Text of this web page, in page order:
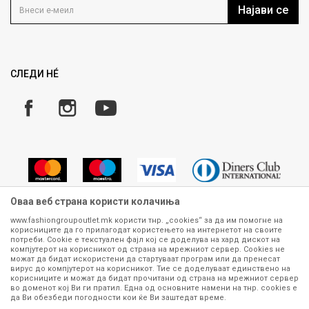
Кариера
Како да купите
Замена и рефундација на производи
Плаќање
Најави се
СЛЕДИ НÉ
Сите информации околу производите кои се изложени на нашата
онлајн продавница се стремиме да бидат конкретни, точни и прецизни,
меѓутоа не можеме да гарантираме дека се без ниту една грешка или
пак дека сите производи во моментот се достапни на залиха.
Фотографиите се најверодостојниот приказ на производот. Доколку
дојде до потреба за замена на производ или рефундација, процедурата
Оваа веб страна користи колачиња
www.fashiongroupoutlet.mk користи тнр. „cookies“ за да им помогне на
корисниците да го прилагодат користењето на интернетот на своите
потреби. Cookie е текстуален фајл кој се доделува на хард дискот на
компјутерот на корисникот од страна на мрежниот сервер. Cookies не
можат да бидат искористени да стартуваат програм или да пренесат
вирус до компјутерот на корисникот. Тие се доделуваат единствено на
корисниците и можат да бидат прочитани од страна на мрежниот сервер
во доменот кој Ви ги пратил. Една од основните намени на тнр. сookies е
да Ви обезбеди погодности кои ќе Ви заштедат време.